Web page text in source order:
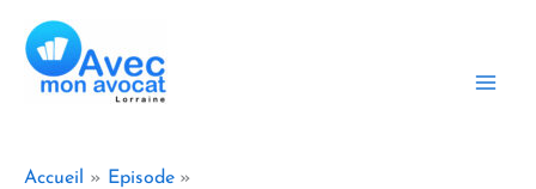
contenu
Accueil
Episode